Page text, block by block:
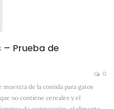
– Prueba de
0
de la comida para gatos
no contiene cereales y el